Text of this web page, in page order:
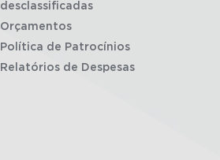
desclassificadas
Orçamentos
Política de Patrocínios
Relatórios de Despesas